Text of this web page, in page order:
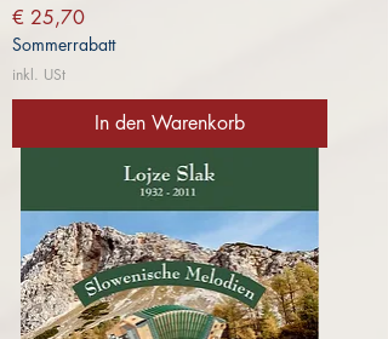
Preis
€ 25,70
Sommerrabatt
inkl. USt
In den Warenkorb